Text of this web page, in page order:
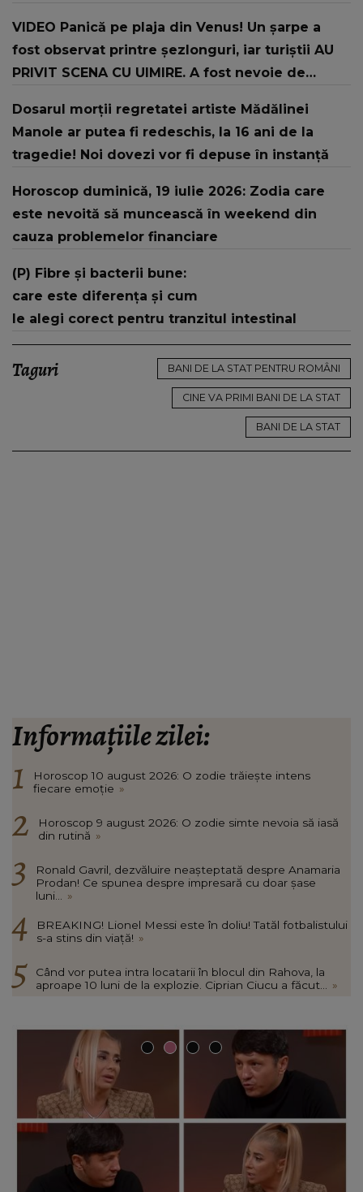
VIDEO Panică pe plaja din Venus! Un şarpe a
fost observat printre şezlonguri, iar turiştii AU
PRIVIT SCENA CU UIMIRE. A fost nevoie de
Dosarul morții regretatei artiste Mădălinei
Manole ar putea fi redeschis, la 16 ani de la
tragedie! Noi dovezi vor fi depuse în instanță
Horoscop duminică, 19 iulie 2026: Zodia care
este nevoită să muncească în weekend din
cauza problemelor financiare
(P) Fibre și bacterii bune:
care este diferența și cum
le alegi corect pentru tranzitul intestinal
Taguri BANI DE LA STAT PENTRU ROMÂNI
CINE VA PRIMI BANI DE LA STAT
BANI DE LA STAT
Informațiile zilei:
Horoscop 10 august 2026: O zodie trăiește intens
fiecare emoție »
Horoscop 9 august 2026: O zodie simte nevoia să iasă
din rutină »
Ronald Gavril, dezvăluire neașteptată despre Anamaria
Prodan! Ce spunea despre impresară cu doar șase
luni...
»
BREAKING! Lionel Messi este în doliu! Tatăl fotbalistului
s-a stins din viață! »
Când vor putea intra locatarii în blocul din Rahova, la
aproape 10 luni de la explozie. Ciprian Ciucu a făcut...
»